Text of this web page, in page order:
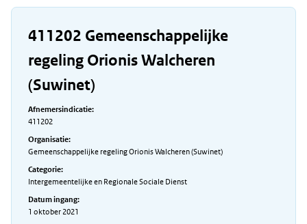
411202 Gemeenschappelijke
regeling Orionis Walcheren
(Suwinet)
Afnemersindicatie:
411202
Organisatie:
Gemeenschappelijke regeling Orionis Walcheren (Suwinet)
Categorie:
Intergemeentelijke en Regionale Sociale Dienst
Datum ingang:
1 oktober 2021